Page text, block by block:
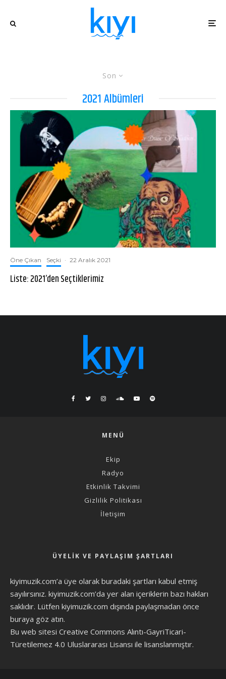
Son
2021 Albümleri
Öne Çıkan Seçki · 22 Aralık 2021
Liste: 2021’den Seçtiklerimiz
MENÜ
Ekip
Radyo
Etkinlik Takvimi
Gizlilik Politikası
İletişim
ÜYELIK VE PAYLAŞIM ŞARTLARI
kiyimuzik.com’a üye olarak buradaki şartları kabul etmiş
sayılırsınız. kiyimuzik.com’da yer alan içeriklerin bazı hakları
saklıdır. Lütfen kiyimuzik.com dışında paylaşmadan önce
buraya göz atın.
Bu web sitesi Creative Commons Alıntı-GayriTicari-
Türetilemez 4.0 Uluslararası Lisansı ile lisanslanmıştır.